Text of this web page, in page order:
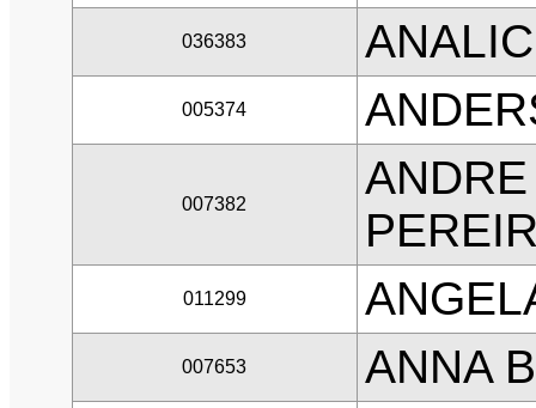
036383
005374
007382
011299
007653 ANNA